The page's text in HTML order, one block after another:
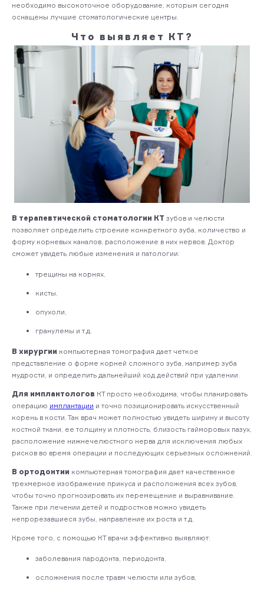
необходимо высокоточное оборудование, которым сегодня
оснащены лучшие стоматологические центры.
Что выявляет КТ?
В терапевтической стоматологии КТ зубов и челюсти
позволяет определить строение конкретного зуба, количество и
форму корневых каналов, расположение в них нервов. Доктор
сможет увидеть любые изменения и патологии:
трещины на корнях,
кисты,
опухоли,
гранулемы и т.д.
В хирургии компьютерная томография дает четкое
представление о форме корней сложного зуба, например зуба
мудрости, и определить дальнейший ход действий при удалении.
Для имплантологов КТ просто необходима, чтобы планировать
операцию имплантации и точно позиционировать искусственный
корень в кости. Так врач может полностью увидеть ширину и высоту
костной ткани, ее толщину и плотность, близость гайморовых пазух,
расположение нижнечелюстного нерва для исключения любых
рисков во время операции и последующих серьезных осложнений.
В ортодонтии компьютерная томография дает качественное
трехмерное изображение прикуса и расположения всех зубов,
чтобы точно прогнозировать их перемещение и выравнивание.
Также при лечении детей и подростков можно увидеть
непрорезавшиеся зубы, направление их роста и т.д.
Кроме того, с помощью КТ врачи эффективно выявляют:
заболевания пародонта, периодонта,
осложнения после травм челюсти или зубов,